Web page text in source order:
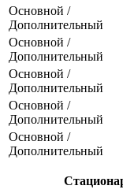
Основной /
Дополнительный
Основной /
Дополнительный
Основной /
Дополнительный
Основной /
Дополнительный
Основной /
Дополнительный